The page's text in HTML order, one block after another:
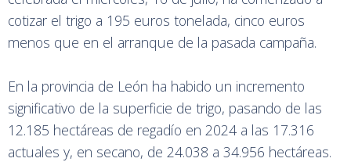
cotizar el trigo a 195 euros tonelada, cinco euros
menos que en el arranque de la pasada campaña.
En la provincia de León ha habido un incremento
significativo de la superficie de trigo, pasando de las
12.185 hectáreas de regadío en 2024 a las 17.316
actuales y, en secano, de 24.038 a 34.956 hectáreas.